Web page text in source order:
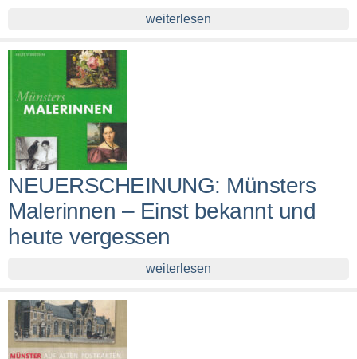
weiterlesen
NEUERSCHEINUNG: Münsters
Malerinnen – Einst bekannt und
heute vergessen
weiterlesen